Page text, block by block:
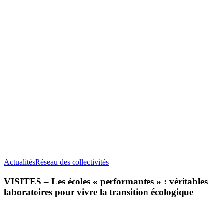
ActualitésRéseau des collectivitésVISITES
Les
écoles
«
VISITES – Les écoles « performantes » : véritables
laboratoires pour vivre la transition écologique